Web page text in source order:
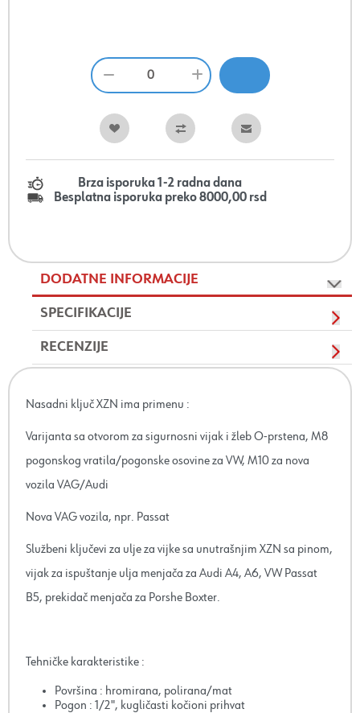
Brza isporuka 1-2 radna dana
Besplatna isporuka preko 8000,00 rsd
DODATNE INFORMACIJE
SPECIFIKACIJE
RECENZIJE
Nasadni ključ XZN ima primenu :
Varijanta sa otvorom za sigurnosni vijak i žleb O-prstena, M8
pogonskog vratila/pogonske osovine za VW, M10 za nova
vozila VAG/Audi
Nova VAG vozila, npr. Passat
Službeni ključevi za ulje za vijke sa unutrašnjim XZN sa pinom,
vijak za ispuštanje ulja menjača za Audi A4, A6, VW Passat
B5, prekidač menjača za Porshe Boxter.
Tehničke karakteristike :
Površina : hromirana, polirana/mat
Pogon : 1/2", kugličasti kočioni prihvat